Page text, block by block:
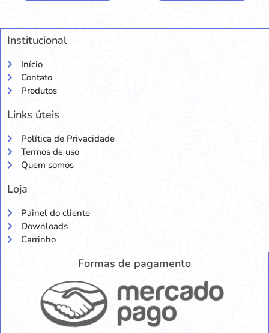
Institucional
Início
Contato
Produtos
Links úteis
Política de Privacidade
Termos de uso
Quem somos
Loja
Painel do cliente
Downloads
Carrinho
Formas de pagamento